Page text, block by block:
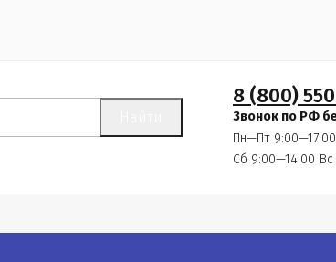
8 (800)
Звонок по РФ
Пн—Пт 9:00—17:00
Сб 9:00—14:00